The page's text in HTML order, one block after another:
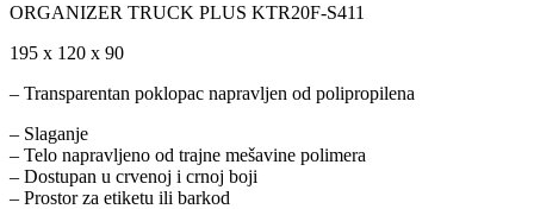
ORGANIZER TRUCK PLUS KTR20F-S411
195 x 120 x 90
– Transparentan poklopac napravljen od polipropilena
– Slaganje
– Telo napravljeno od trajne mešavine polimera
– Dostupan u crvenoj i crnoj boji
– Prostor za etiketu ili barkod